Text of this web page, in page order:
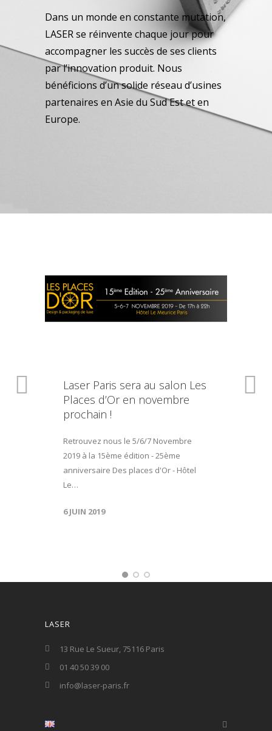
Dans un monde en constante mutation,
LASER se réinvente chaque jour pour
accompagner les succès de ses clients
par l’innovation produit. Nous
bénéficions d’un solide réseau d’usines
partenaires en Asie du Sud Est et en
Europe.
Laser Paris sera au salon Les
Places d’Or en novembre
prochain !
Retrouvez nous le 5/6/7 Novembre
2019 à la 15ème édition - 25ème
anniversaire Des places d'Or - Hôtel
Le…
6 JUIN 2019
LASER
13 Rue Le Sueur, 75116 Paris
01 40 50 39 00
info@laser-paris.fr